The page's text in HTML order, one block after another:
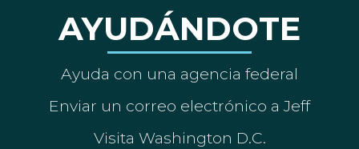
AYUDÁNDOTE
Ayuda con una agencia federal
Enviar un correo electrónico a Jeff
Visita Washington D.C.